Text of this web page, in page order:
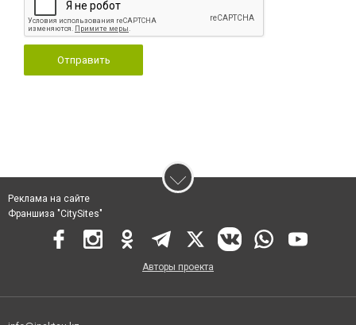
Отправить
Реклама на сайте
Франшиза "CitySites"
Авторы проекта